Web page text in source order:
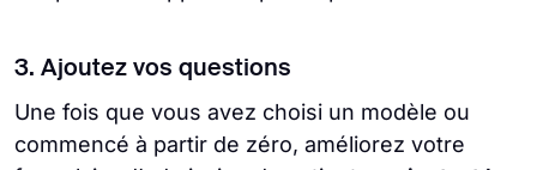
3. Ajoutez vos questions
Une fois que vous avez choisi un modèle ou
commencé à partir de zéro, améliorez votre